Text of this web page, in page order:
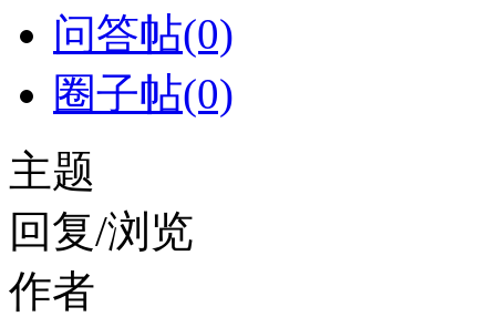
问答帖(0)
圈子帖(0)
主题
回复/浏览
作者